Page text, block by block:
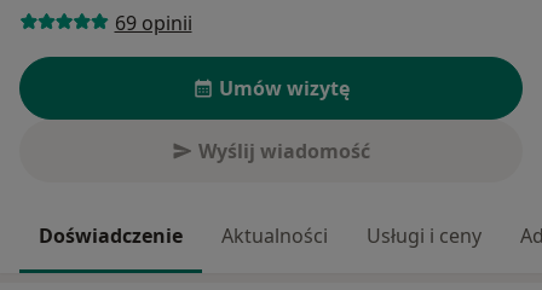
69 opinii
Umów wizytę
Wyślij wiadomość
Doświadczenie Aktualności Usługi i ceny